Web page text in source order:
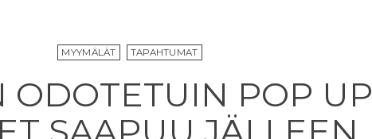
MYYMÄLÄT TAPAHTUMAT
ODOTETUIN POP UP